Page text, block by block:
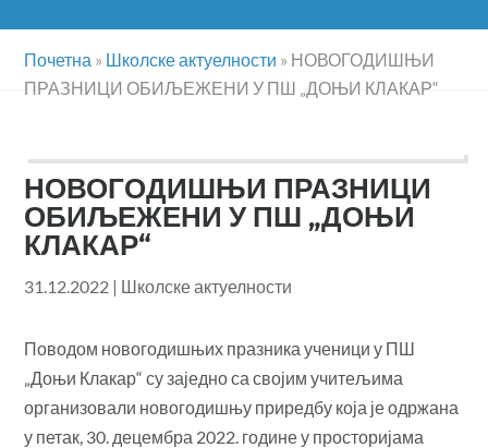
Почетна » Школске актуелности » НОВОГОДИШЊИ
ПРАЗНИЦИ ОБИЉЕЖЕНИ У ПШ „ДОЊИ КЛАКАР“
НОВОГОДИШЊИ ПРАЗНИЦИ
ОБИЉЕЖЕНИ У ПШ „ДОЊИ
КЛАКАР“
31.12.2022 | Школске актуелности
Поводом новогодишњих празника ученици у ПШ
„Доњи Клакар“ су заједно са својим учитељима
организовали новогодишњу приредбу која је одржана
у петак, 30. децембра 2022. године у просторијама